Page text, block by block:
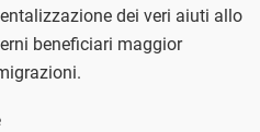
dei veri aiuti allo
beneficiari maggior